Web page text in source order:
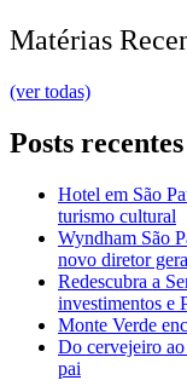
Matérias
(ver todas)
Posts recentes
Hotel em São
turismo cultural
Wyndham São
novo diretor
Redescubra a
investimentos e
Monte Verde
Do cervejeiro
pai